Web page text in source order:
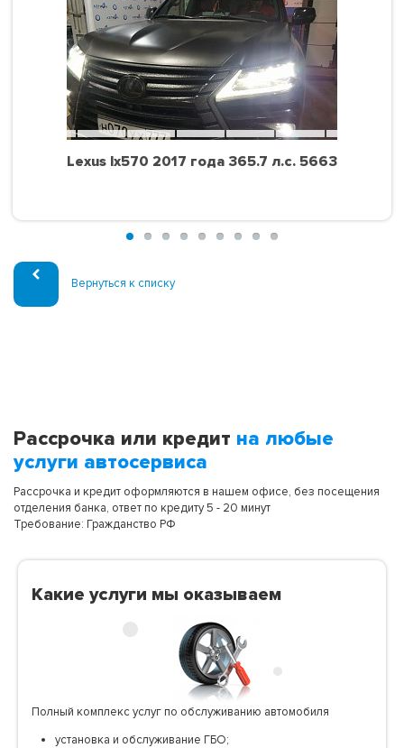
Lexus lx570 2017 года 365.7 л.с. 5663
Вернуться к списку
Рассрочка или кредит на любые
услуги автосервиса
Рассрочка и кредит оформляются в нашем офисе, без посещения
отделения банка, ответ по кредиту 5 - 20 минут
Требование: Гражданство РФ
Какие услуги мы оказываем
Полный комплекс услуг по обслуживанию автомобиля
установка и обслуживание ГБО;